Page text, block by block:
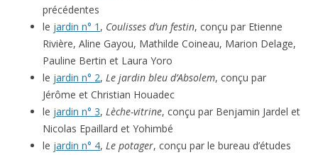
précédentes
le jardin n° 1 , Coulisses d’un festin, conçu par Etienne
Rivière, Aline Gayou, Mathilde Coineau, Marion Delage,
Pauline Bertin et Laura Yoro
le jardin n° 2, Le jardin bleu d’Absolem, conçu par
Jérôme et Christian Houadec
le jardin n° 3, Lèche-vitrine, conçu par Benjamin Jardel et
Nicolas Epaillard et Yohimbé
le jardin n° 4, Le potager, conçu par le bureau d’études